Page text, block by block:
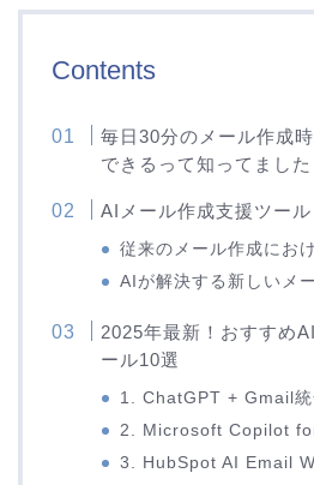
Contents
毎日30分のメール作成
できるって知ってました
AIメール作成支援ツール
従来のメール作成にお
AIが解決する新しいメ
2025年最新！おすすめ
ール10選
1. ChatGPT + Gmail統
2. Microsoft Copilot
3. HubSpot AI Email